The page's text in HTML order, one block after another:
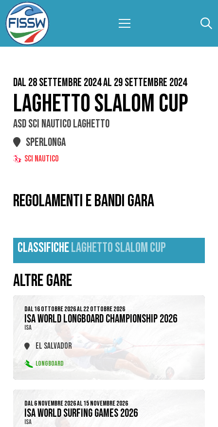
Dal 28 Settembre 2024 al 29 Settembre 2024
LAGHETTO SLALOM CUP
ASD SCI NAUTICO LAGHETTO
SPERLONGA
SCI NAUTICO
REGOLAMENTI E BANDI GARA
CLASSIFICHELAGHETTO SLALOM CUP
ALTRE GARE
DAL 16 OTTOBRE 2026 AL 22 OTTOBRE 2026
ISA WORLD LONGBOARD CHAMPIONSHIP 2026
ISA
EL SALVADOR
LONGBOARD
DAL 6 NOVEMBRE 2026 AL 15 NOVEMBRE 2026
ISA WORLD SURFING GAMES 2026
ISA